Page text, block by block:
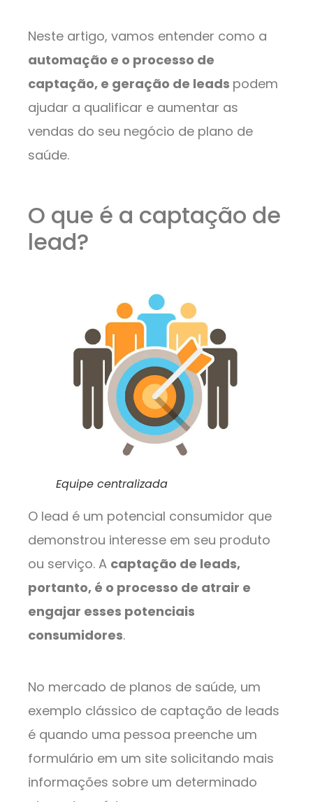
Neste artigo, vamos entender como a
automação e o processo de
captação, e geração de leads podem
ajudar a qualificar e aumentar as
vendas do seu negócio de plano de
saúde.
O que é a captação de
lead?
Equipe centralizada
O lead é um potencial consumidor que
demonstrou interesse em seu produto
ou serviço. A captação de leads,
portanto, é o processo de atrair e
engajar esses potenciais
consumidores.
No mercado de planos de saúde, um
exemplo clássico de captação de leads
é quando uma pessoa preenche um
formulário em um site solicitando mais
informações sobre um determinado